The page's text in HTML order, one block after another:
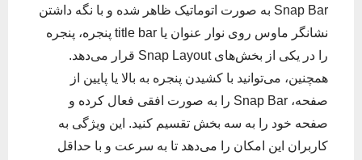
Snap Bar به صورت اتوماتیک ظاهر شده و با نگه داشتن
نشانگر ماوس روی نوار عنوان یا title bar پنجره، پنجره
را در یکی از بخش‌های Snap Layout قرار می‌دهد.
همچنین، می‌توانید با کشیدن پنجره به بالا یا پایین از
صفحه، Snap Bar را به صورت افقی فعال کرده و
صفحه خود را به سه بخش تقسیم کنید. این ویژگی به
کاربران این امکان را می‌دهد تا به سرعت و با حداقل